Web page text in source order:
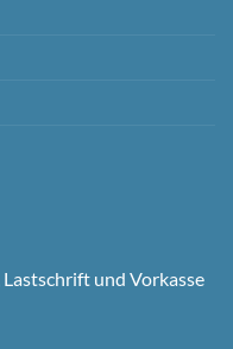
und Vorkasse